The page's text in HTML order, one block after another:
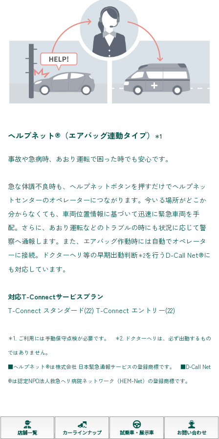
ヘルプネット®（エアバッグ連動タイプ） ＊1
事故や急病時、あおり運転で困った時でも安心です。
急な体調不良時も、ヘルプネットボタンを押すだけでヘルプネッ
トセンターのオペレーターにつながります。今いる場所がどこか
分からなくても、車両位置情報に基づいて迅速に緊急車両を手
配。さらに、あおり運転などのトラブルの時にも状況に応じて警
察へ通報します。また、エアバッグ作動時には自動でオペレータ
ーに接続。ドクターヘリ等の早期出動判断＊2を行うD-Call Net®に
も対応しています。
対応T-Connectサービスプラン
T-Connect スタンダード(22) T-Connect エントリー(22)
＊1. ご利用には手動保守点検が必要です。 ＊2. ドクターヘリは、必ず出動するもの
ではありません。
■ヘルプネット®は株式会社 日本緊急通報サービスの登録商標です。 ■D-Call Net
®は認定NPO法人救急ヘリ病院ネットワーク（HEM-Net）の登録商標です。
店舗一覧 カーラインナップ 試乗車・展示車 お問い合わせ